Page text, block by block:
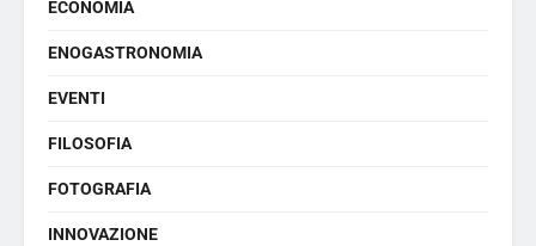
ECONOMIA
ENOGASTRONOMIA
EVENTI
FILOSOFIA
FOTOGRAFIA
INNOVAZIONE